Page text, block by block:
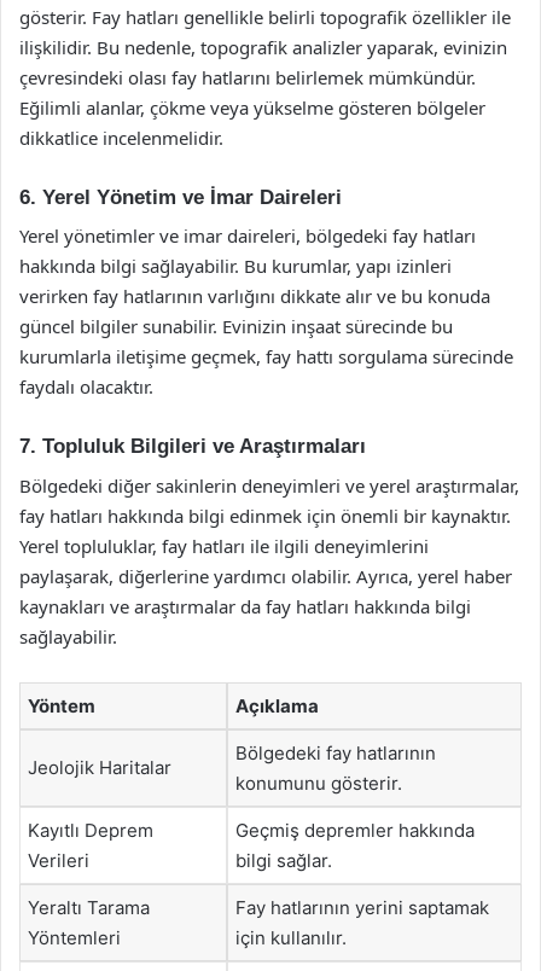
gösterir. Fay hatları genellikle belirli topografik özellikler ile
ilişkilidir. Bu nedenle, topografik analizler yaparak, evinizin
çevresindeki olası fay hatlarını belirlemek mümkündür.
Eğilimli alanlar, çökme veya yükselme gösteren bölgeler
dikkatlice incelenmelidir.
6. Yerel Yönetim ve İmar Daireleri
Yerel yönetimler ve imar daireleri, bölgedeki fay hatları
hakkında bilgi sağlayabilir. Bu kurumlar, yapı izinleri
verirken fay hatlarının varlığını dikkate alır ve bu konuda
güncel bilgiler sunabilir. Evinizin inşaat sürecinde bu
kurumlarla iletişime geçmek, fay hattı sorgulama sürecinde
faydalı olacaktır.
7. Topluluk Bilgileri ve Araştırmaları
Bölgedeki diğer sakinlerin deneyimleri ve yerel araştırmalar,
fay hatları hakkında bilgi edinmek için önemli bir kaynaktır.
Yerel topluluklar, fay hatları ile ilgili deneyimlerini
paylaşarak, diğerlerine yardımcı olabilir. Ayrıca, yerel haber
kaynakları ve araştırmalar da fay hatları hakkında bilgi
sağlayabilir.
Yöntem Açıklama
Jeolojik Haritalar
Bölgedeki fay hatlarının
konumunu gösterir.
Kayıtlı Deprem
Verileri
Geçmiş depremler hakkında
bilgi sağlar.
Yeraltı Tarama
Yöntemleri
Fay hatlarının yerini saptamak
için kullanılır.